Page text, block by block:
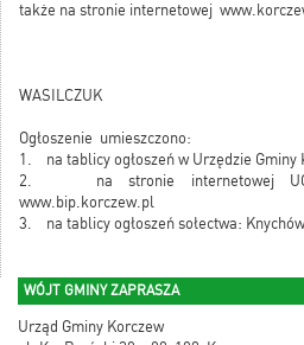
także na stronie internetowej
WASILCZUK
Ogłoszenie umieszczono:
1. na tablicy ogłoszeń w Urzędzie Gminy
2. na stronie internetowej UG
www.bip.korczew.pl
3. na tablicy ogłoszeń sołectwa:
WÓJT GMINY ZAPRASZA
Urząd Gminy Korczew